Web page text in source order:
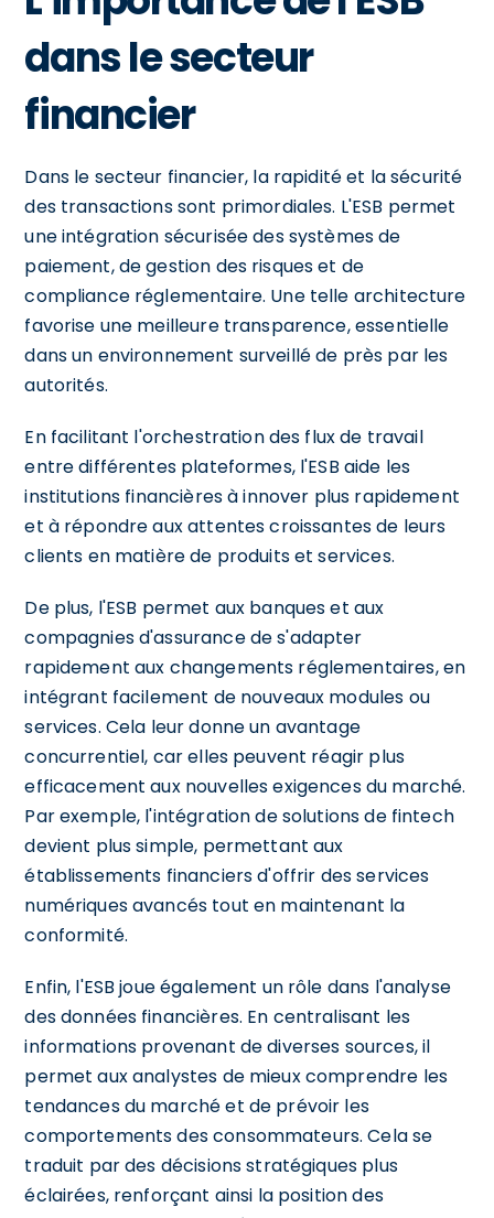
dans le secteur
financier
Dans le secteur financier, la rapidité et la sécurité
des transactions sont primordiales. L'ESB permet
une intégration sécurisée des systèmes de
paiement, de gestion des risques et de
compliance réglementaire. Une telle architecture
favorise une meilleure transparence, essentielle
dans un environnement surveillé de près par les
autorités.
En facilitant l'orchestration des flux de travail
entre différentes plateformes, l'ESB aide les
institutions financières à innover plus rapidement
et à répondre aux attentes croissantes de leurs
clients en matière de produits et services.
De plus, l'ESB permet aux banques et aux
compagnies d'assurance de s'adapter
rapidement aux changements réglementaires, en
intégrant facilement de nouveaux modules ou
services. Cela leur donne un avantage
concurrentiel, car elles peuvent réagir plus
efficacement aux nouvelles exigences du marché.
Par exemple, l'intégration de solutions de fintech
devient plus simple, permettant aux
établissements financiers d'offrir des services
numériques avancés tout en maintenant la
conformité.
Enfin, l'ESB joue également un rôle dans l'analyse
des données financières. En centralisant les
informations provenant de diverses sources, il
permet aux analystes de mieux comprendre les
tendances du marché et de prévoir les
comportements des consommateurs. Cela se
traduit par des décisions stratégiques plus
éclairées, renforçant ainsi la position des